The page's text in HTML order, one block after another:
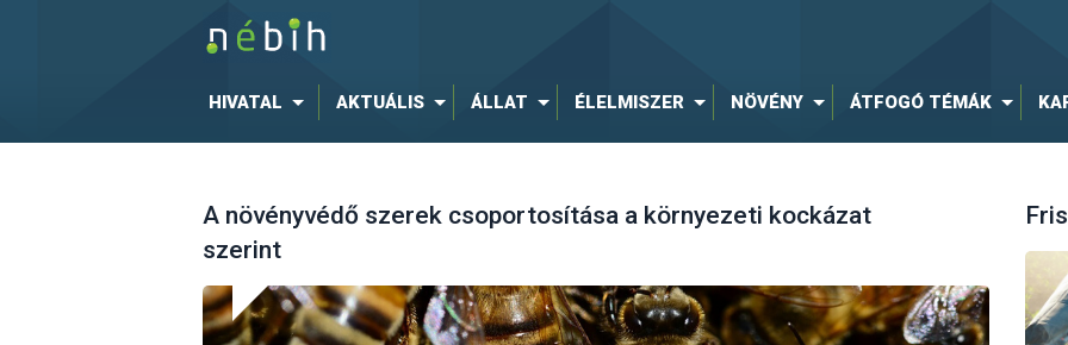
HIVATAL AKTUÁLIS ÁLLAT ÉLELMISZER NÖVÉNY ÁTFOGÓ TÉMÁK
A növényvédő szerek csoportosítása a környezeti kockázat
szerint